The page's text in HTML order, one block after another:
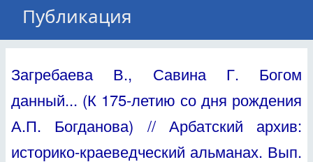
Публикация
Загребаева В., Савина Г. Богом
данный... (К 175-летию со дня рождения
А.П. Богданова) // Арбатский архив:
историко-краеведческий альманах. Вып.